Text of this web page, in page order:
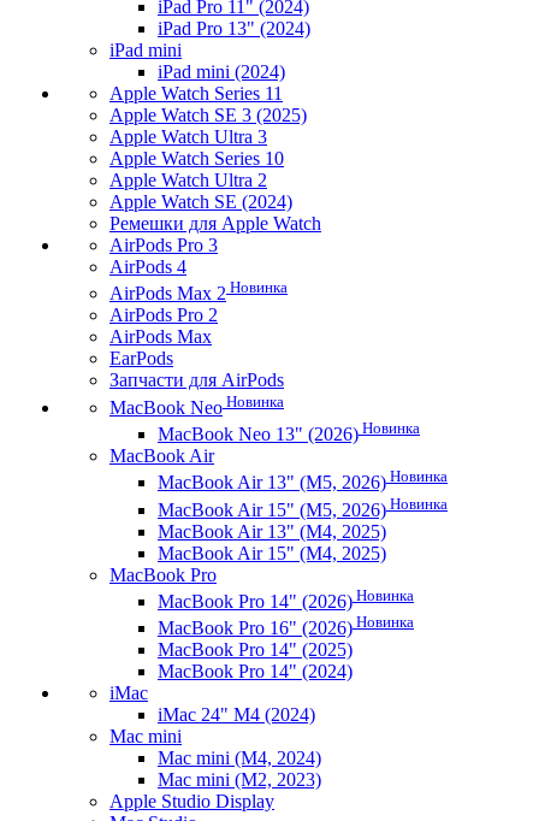
iPad Pro 11" (2024)
iPad Pro 13" (2024)
iPad mini
iPad mini (2024)
Apple Watch Series 11
Apple Watch SE 3 (2025)
Apple Watch Ultra 3
Apple Watch Series 10
Apple Watch Ultra 2
Apple Watch SE (2024)
Ремешки для Apple Watch
AirPods Pro 3
AirPods 4
AirPods Max 2 Новинка
AirPods Pro 2
AirPods Max
EarPods
Запчасти для AirPods
MacBook Neo Новинка
MacBook Neo 13" (2026) Новинка
MacBook Air
MacBook Air 13" (M5, 2026) Новинка
MacBook Air 15" (M5, 2026) Новинка
MacBook Air 13" (M4, 2025)
MacBook Air 15" (M4, 2025)
MacBook Pro
MacBook Pro 14" (2026) Новинка
MacBook Pro 16" (2026) Новинка
MacBook Pro 14" (2025)
MacBook Pro 14" (2024)
iMac
iMac 24" M4 (2024)
Mac mini
Mac mini (M4, 2024)
Mac mini (M2, 2023)
Apple Studio Display